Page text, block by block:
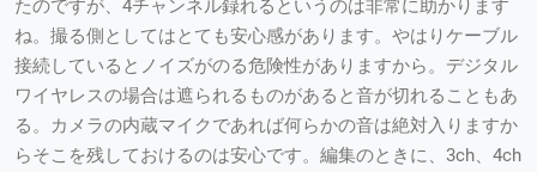
たのですが、4チャンネル録れるというのは非常に助かります
ね。撮る側としてはとても安心感があります。やはりケーブル
接続しているとノイズがのる危険性がありますから。デジタル
ワイヤレスの場合は遮られるものがあると音が切れることもあ
る。カメラの内蔵マイクであれば何らかの音は絶対入りますか
らそこを残しておけるのは安心です。編集のときに、3ch、4ch